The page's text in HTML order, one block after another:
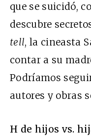
que se suicidó,
descubre
tell, la cineasta
contar a su
Podríamos
autores y obras
H de hijos vs.